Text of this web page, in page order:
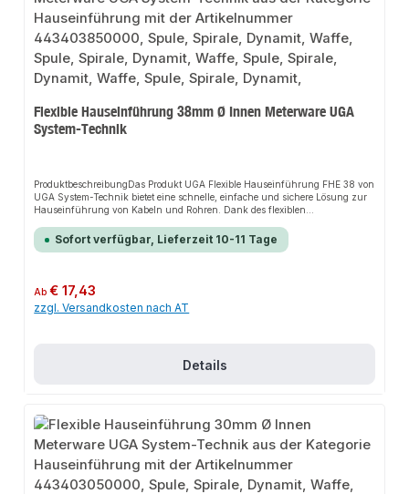
Flexible Hauseinführung 38mm Ø Innen Meterware UGA
System-Technik
ProduktbeschreibungDas Produkt UGA Flexible Hauseinführung FHE 38 von
UGA System-Technik bietet eine schnelle, einfache und sichere Lösung zur
Hauseinführung von Kabeln und Rohren. Dank des flexiblen
verschiedene Installationsbereiche an. Das robuste Design und die einfache
Montage machen dieses Produkt zu einer zuverlässigen Wahl für jede
schnelle MontageHohe Widerstandsfähigkeit gegen Chemikalien, Sole oder
BodenbeschaffenheitenGas- und wasserdicht bis 1 barAbdichtung auch bei
Mehrfachbelegung möglichMindestbiegeradius = 5 x
finden Sie auch passende Verbindungsstücke sowie weitere Produkte für den
Sofort verfügbar, Lieferzeit 10-11 Tage
Regulärer Preis:
Ab€ 17,43
zzgl. Versandkosten nach AT
Details